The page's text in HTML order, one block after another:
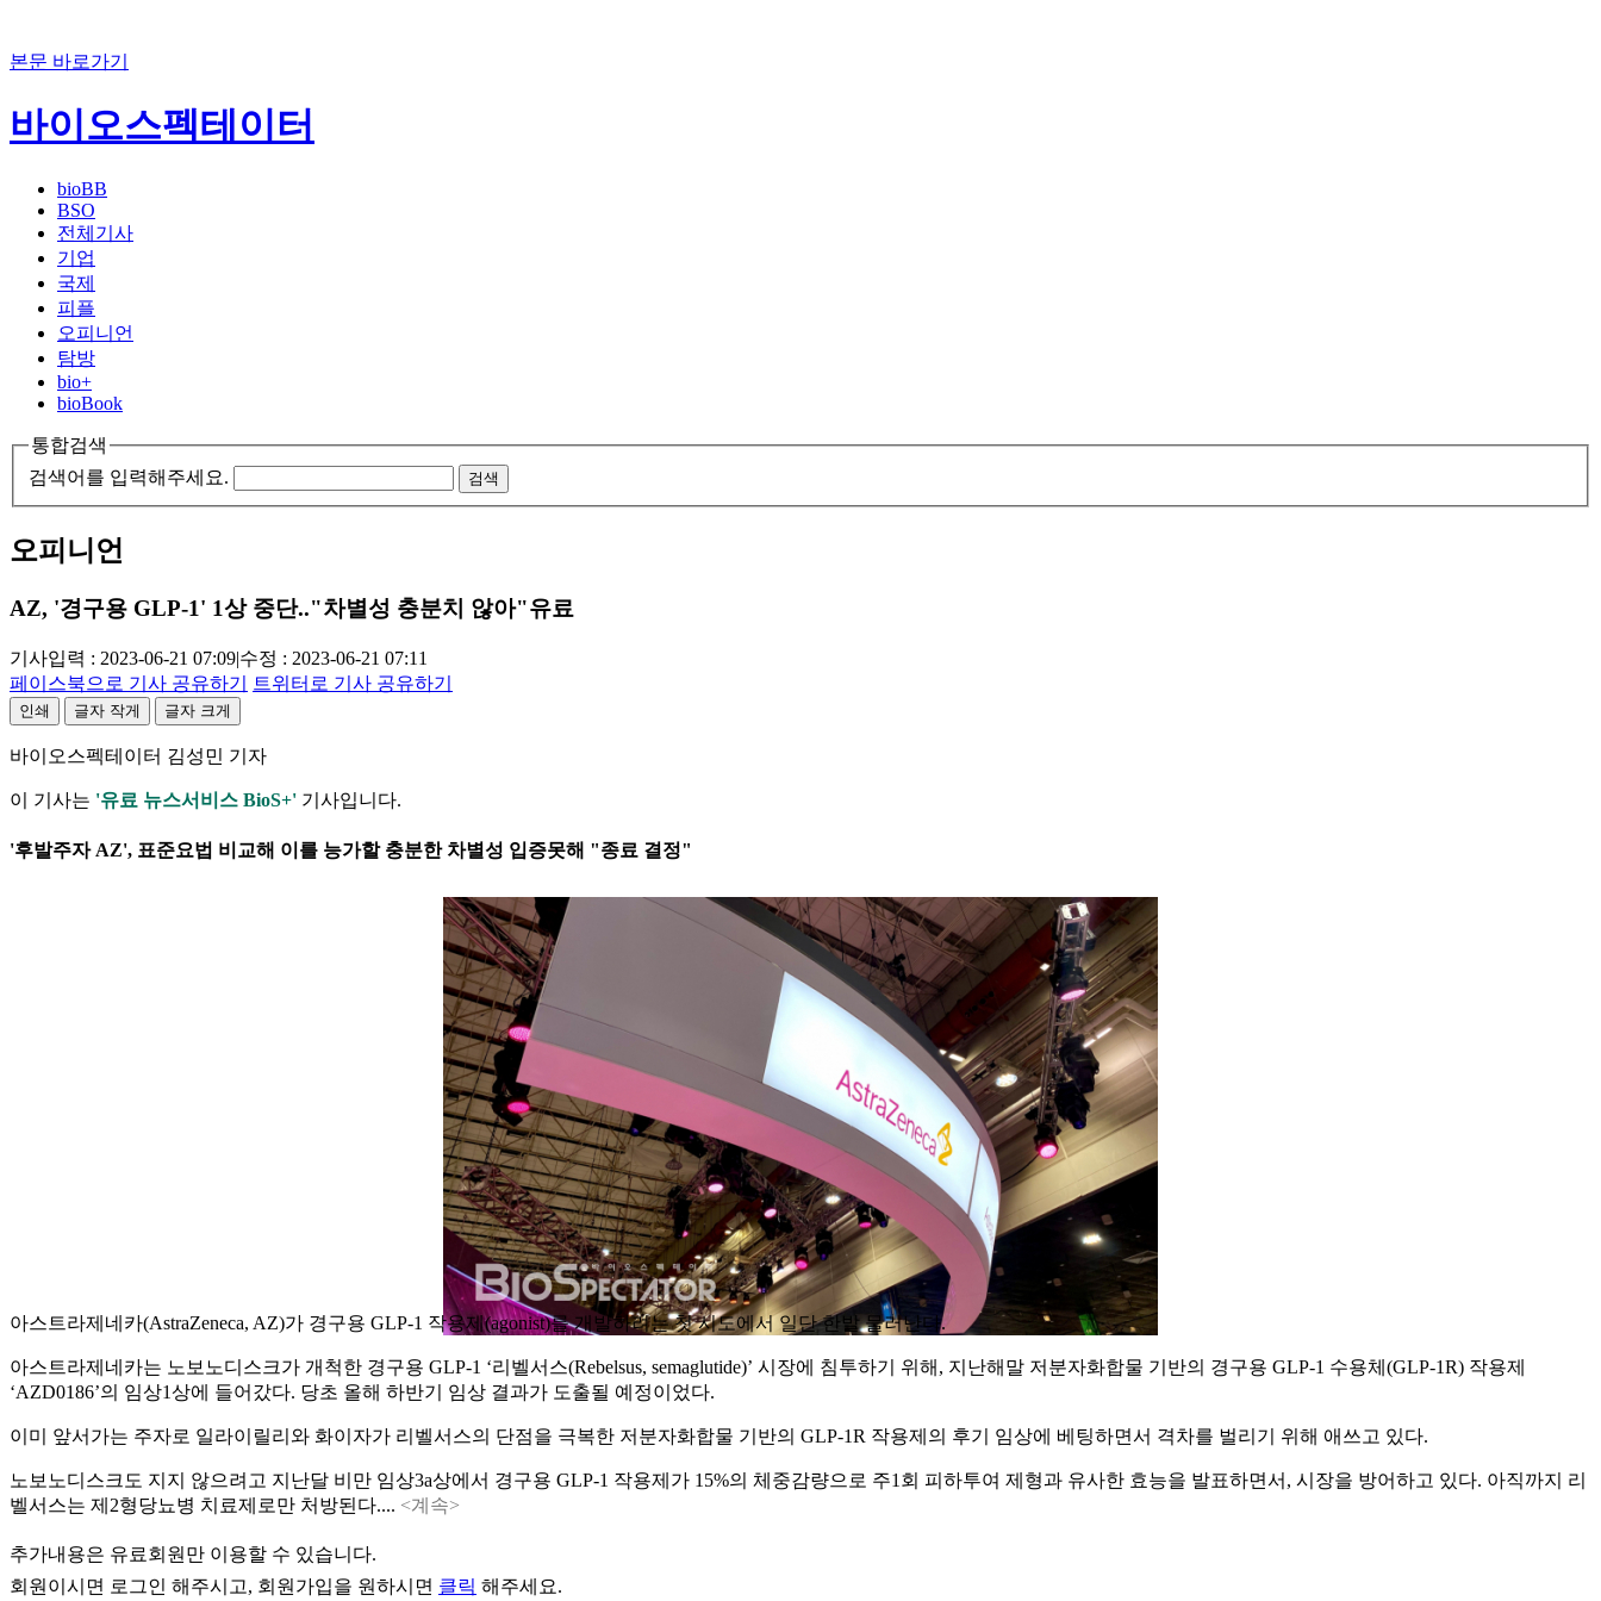
본문 바로가기
바이오스펙테이터
bioBB
BSO
전체기사
기업
국제
피플
오피니언
탐방
bio+
bioBook
통합검색
검색어를 입력해주세요.
검색
오피니언
AZ, '경구용 GLP-1' 1상 중단.."차별성 충분치 않아"유료
기사입력 : 2023-06-21 07:09|수정 : 2023-06-21 07:11
페이스북으로 기사 공유하기
트위터로 기사 공유하기
인쇄 글자 작게 글자 크게
바이오스펙테이터 김성민 기자
이 기사는 '유료 뉴스서비스 BioS+' 기사입니다.
'후발주자 AZ', 표준요법 비교해 이를 능가할 충분한 차별성 입증못해 "종료 결정"
아스트라제네카(AstraZeneca, AZ)가 경구용 GLP-1 작용제(agonist)를 개발하려는 첫 시도에서 일단 한발 물러난다.
아스트라제네카는 노보노디스크가 개척한 경구용 GLP-1 ‘리벨서스(Rebelsus, semaglutide)’ 시장에 침투하기 위해, 지난해말 저분자화합물 기반의 경구용 GLP-1 수용체(GLP-1R) 작용제
‘AZD0186’의 임상1상에 들어갔다. 당초 올해 하반기 임상 결과가 도출될 예정이었다.
이미 앞서가는 주자로 일라이릴리와 화이자가 리벨서스의 단점을 극복한 저분자화합물 기반의 GLP-1R 작용제의 후기 임상에 베팅하면서 격차를 벌리기 위해 애쓰고 있다.
노보노디스크도 지지 않으려고 지난달 비만 임상3a상에서 경구용 GLP-1 작용제가 15%의 체중감량으로 주1회 피하투여 제형과 유사한 효능을 발표하면서, 시장을 방어하고 있다. 아직까지 리
벨서스는 제2형당뇨병 치료제로만 처방된다.... <계속>
추가내용은 유료회원만 이용할 수 있습니다.
회원이시면 로그인 해주시고, 회원가입을 원하시면 클릭 해주세요.